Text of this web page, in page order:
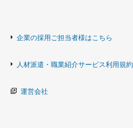
企業の採用ご担当者様はこちら
人材派遣・職業紹介サービス利用規約
運営会社